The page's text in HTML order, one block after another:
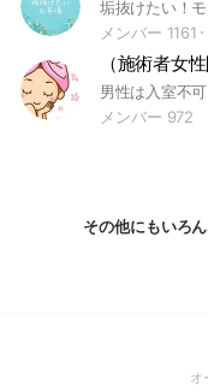
メンバー 1161
メンバー 972
その他にもいろ
オ